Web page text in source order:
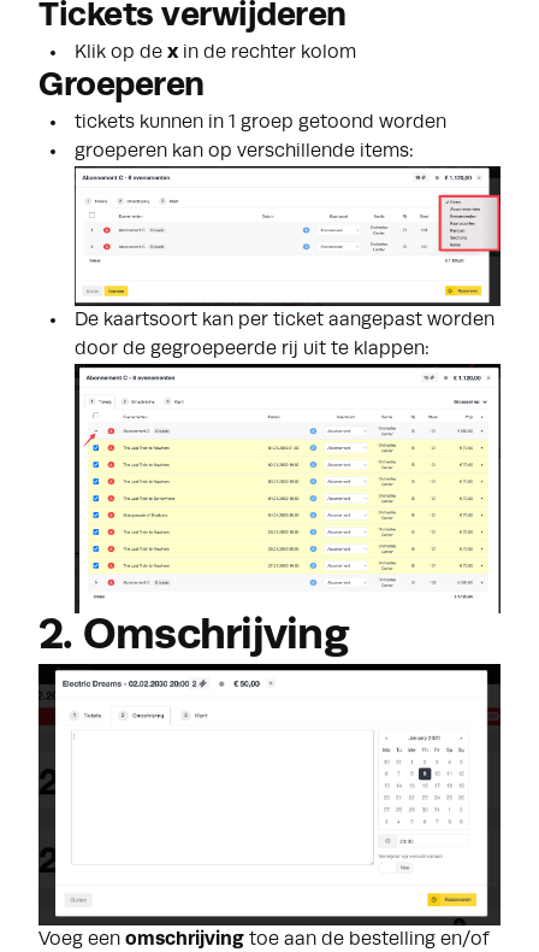
Tickets verwijderen
Klik op de x in de rechter kolom
Groeperen
tickets kunnen in 1 groep getoond worden
groeperen kan op verschillende items:
De kaartsoort kan per ticket aangepast worden
door de gegroepeerde rij uit te klappen:
2. Omschrijving
Voeg een omschrijving toe aan de bestelling en/of